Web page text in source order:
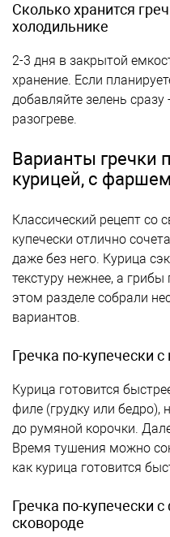
Сколько хранится
холодильнике
2-3 дня в закрытой
хранение. Если
добавляйте зелень
разогреве.
Варианты гречки
курицей, с
Классический рецепт со
купечески отлично
даже без него. Курица
текстуру нежнее, а
этом разделе собрали
вариантов.
Гречка по-купечески
Курица готовится
филе (грудку или бедро),
до румяной корочки.
Время тушения можно
как курица готовится
Гречка по-купечески
сковороде